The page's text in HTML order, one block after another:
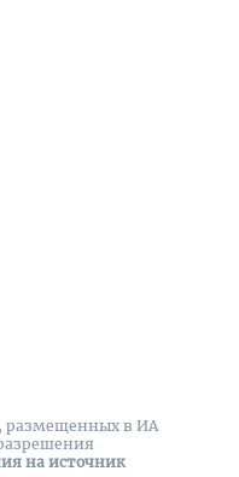
размещенных в ИА
на источник